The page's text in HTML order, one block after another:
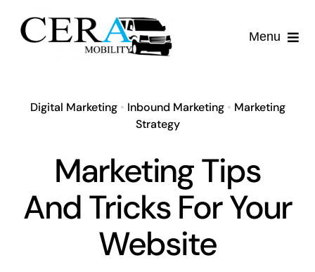
Menu
Services
Qui sommes-nous ?
Contact
Digital Marketing• Inbound Marketing• Marketing
Strategy
Marketing Tips
And Tricks For Your
Website